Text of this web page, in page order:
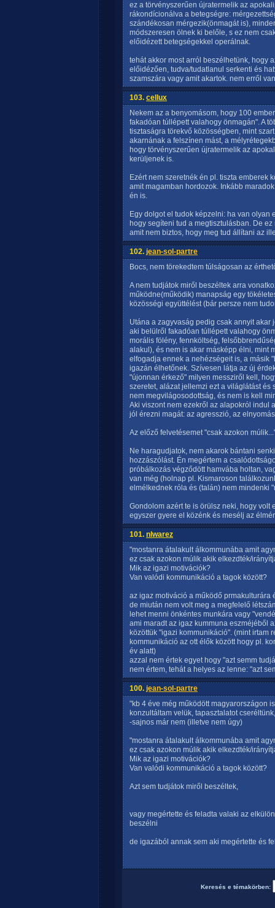
ez a törvényszerűen újratermelik az
rákondícionálva a betegségre:
szándékosan mérgezik(önmagát is),
módszeresen ölnek ki belőle, s ez nem
előidézett betegségekkel operálnak.
tehát akkor most arról beszélhetünk, hogy
előidézően, tudva/tudatlanul serkenti és
szamszára vagy amit akartok. nem erről
103. cellux
Nekem az a benyomásom, hogy 100
fakadóan túllépett valahogy önmagán". A
tisztaságra törekvő közösségben, mint
akarnának a felszínen mást, a
hogy törvényszerűen újratermelik az
kerüljenek is.
Ezért nem szeretnék én pl. tiszta emberek
amit magamban hordozok. Inkább
én is.
Egy dolgot el tudok képzelni: ha van olyan
hogy segíteni tud a megtisztulásban. De
amit nem biztos, hogy meg tud állítani az
102. jean-sol-partre
Bocs, nem törekedtem túlságosan az
A nem tudjátok miről beszéltek arra
működne(működik) manapság egy
közösségi együttélést (bár persze nem
Utána a zagyvaság pedig csak annyit
aki belülről fakadóan túllépett valahogy
morális fölény, fennköltség,
alakul), és nem is akar másképp élni, mint
elfogadja ennek a nehézségeit is, a másik
igazán élhetőnek. Szívesen látja az új
"újonnan érkező" milyen messziről kell,
szeretet, alázat jellemzi ezt a világlátást és
nem megvilágosodottság, és nem is kell
Aki viszont nem ezekről az alapokról indul
jól érezni magát: az agresszió, az
Az előző felvetésemet "csak azokon
Ne haragudjatok, nem akarok bántani
hozzászólást. Én megértem a
próbálkozás végződött hamvába holtan,
van még (holnap pl. Kismaroson
elmélkednek róla és (talán) nem mindenki
Gondolom azért te is örülsz neki, hogy
egyszer gyere el közénk és mesélj az
101. nlwarez
"mostanra átalakult álkommunába amit
ez csak azokon múlik akik elkezdték/
Mik az igazi motivációk?
Van valódi kommunikáció a tagok között?
az igaz motiváció a működő prmakulturára
de miután nem volt meg a megfelelő
lehet menni önkéntes munkára vagy
ami maradt az igaz kummuna eszméjéből
közöttük "igazi kommunikáció". (mint irtam
kommunikáció az ott élők között hogy pl.
év alatt)
azzal nem értek egyet hogy "azt semm
nem értem, tehát a helyes az lenne: "azt
100. jean-sol-partre
"kb 4 éve még működött magyarországon
konzultáltam velük, tapasztalatot
-sajnos már nem (illetve nem úgy)
"mostanra átalakult álkommunába amit
ez csak azokon múlik akik elkezdték/
Mik az igazi motivációk?
Van valódi kommunikáció a tagok között?
Azt sem tudjátok miről beszéltek,
vagy megértette és feladta valaki az
beszélni
de igazából annak sem aki megértette és
Keresés e témakörben: